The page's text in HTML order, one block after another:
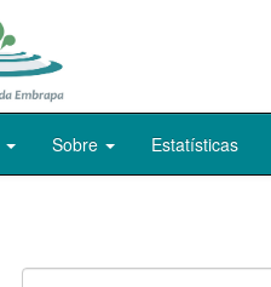
Sobre Estatísticas